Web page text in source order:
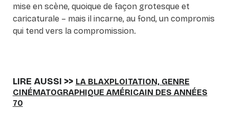
mise en scène, quoique de façon grotesque et
caricaturale – mais il incarne, au fond, un compromis
qui tend vers la compromission.
LIRE AUSSI >> LA BLAXPLOITATION, GENRE
CINÉMATOGRAPHIQUE AMÉRICAIN DES ANNÉES
70